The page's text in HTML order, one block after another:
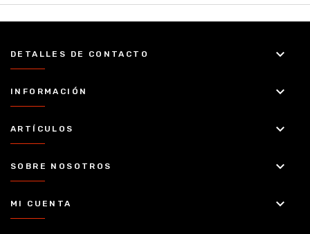
DETALLES DE CONTACTO keyboard_arrow_down
INFORMACIÓN keyboard_arrow_down
ARTÍCULOS keyboard_arrow_down
SOBRE NOSOTROS keyboard_arrow_down
MI CUENTA keyboard_arrow_down